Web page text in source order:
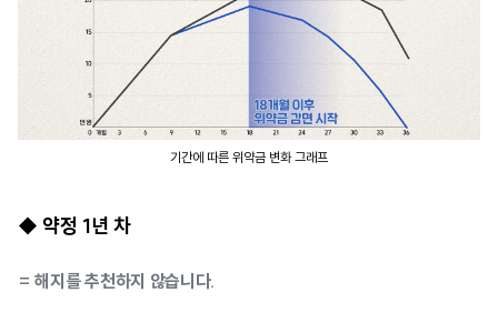
기간에 따른 위약금 변화 그래프
◆ 약정 1년 차
= 해지를 추천하지 않습니다.